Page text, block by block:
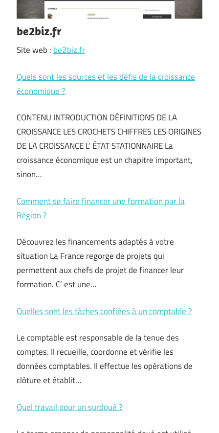
be2biz.fr
Site web : be2biz.fr
Quels sont les sources et les défis de la croissance
économique ?
CONTENU INTRODUCTION DÉFINITIONS DE LA
CROISSANCE LES CROCHETS CHIFFRES LES ORIGINES
DE LA CROISSANCE L’ ÉTAT STATIONNAIRE La
croissance économique est un chapitre important,
sinon…
Comment se faire financer une formation par la
Région ?
Découvrez les financements adaptés à votre
situation La France regorge de projets qui
permettent aux chefs de projet de financer leur
formation. C’ est une…
Quelles sont les tâches confiées à un comptable ?
Le comptable est responsable de la tenue des
comptes. Il recueille, coordonne et vérifie les
données comptables. Il effectue les opérations de
clôture et établit…
Quel travail pour un surdoué ?